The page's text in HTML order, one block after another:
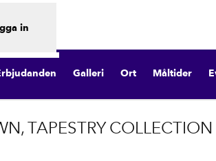
in
Galleri Ort Måltider
TAPESTRY COLLECTION